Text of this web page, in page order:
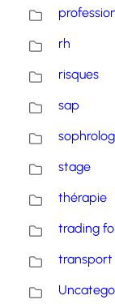
rh
risques
sap
stage
thérapie
trading
transport